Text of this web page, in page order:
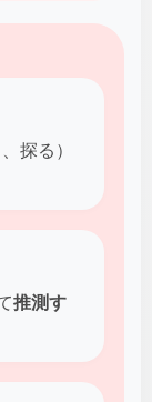
探る）
推測す